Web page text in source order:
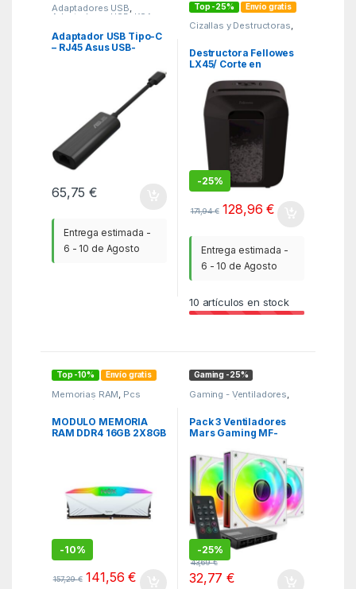
Adaptadores USB,
Adaptadores USB KSA
Adaptador USB Tipo-C
– RJ45 Asus USB-
65,75€
Entrega estimada -
6 - 10 de Agosto
Top -25% Envío gratis
Cizallas y Destructoras,
Destructora Fellowes
LX45/ Corte en
37mm/ Negra
-25%
171,94€ 128,96€
Entrega estimada -
6 - 10 de Agosto
10 artículos en stock
Top -10% Envío gratis
Memorias RAM Pcs
Integración WBR
MODULO MEMORIA
RAM DDR4 16GB 2X8GB
-10%
157,29€ 141,56€
Gaming -25%
Gaming - Ventiladores
Periféricos Gaming
Pack 3 Ventiladores
Mars Gaming MF-
+ Mando a Distancia/
ARGB/ Blanco
-25%
43,69€
32,77€